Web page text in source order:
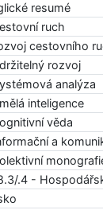
resumé
ruch
cestovního
rozvoj
analýza
inteligence
věda
a
.4 -